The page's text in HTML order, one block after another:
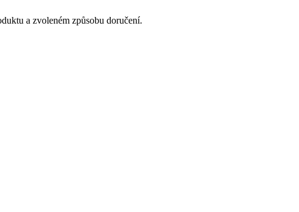
a zvoleném způsobu doručení.